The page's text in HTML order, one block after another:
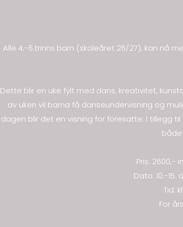
Alle 4.-6.trinns barn (skoleåret 26/27), kan nå
Dette blir en uke fylt med dans, kreativitet,
av uken vil barna få danseundervisning og
dagen blir det en visning for foresatte. I tillegg
Pris: 2600,-
Dato: 10.-
Tid:
For